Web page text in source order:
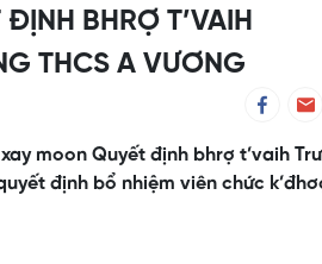
BHRỢ T’VAIH
THCS A VƯƠNG
moon Quyết định bhrợ t’vaih
định bổ nhiệm viên chức